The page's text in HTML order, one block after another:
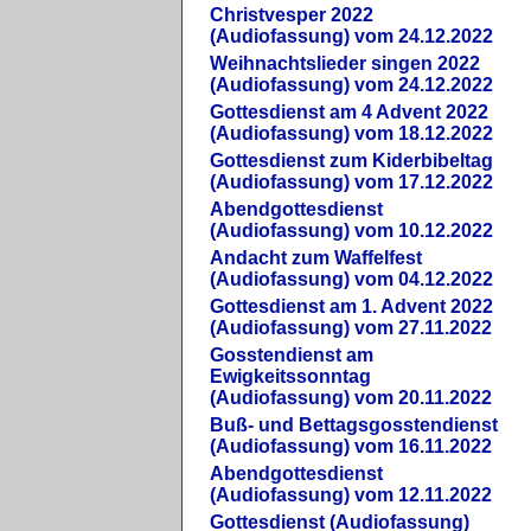
Christvesper 2022
(Audiofassung) vom 24.12.2022
Weihnachtslieder singen 2022
(Audiofassung) vom 24.12.2022
Gottesdienst am 4 Advent 2022
(Audiofassung) vom 18.12.2022
Gottesdienst zum Kiderbibeltag
(Audiofassung) vom 17.12.2022
Abendgottesdienst
(Audiofassung) vom 10.12.2022
Andacht zum Waffelfest
(Audiofassung) vom 04.12.2022
Gottesdienst am 1. Advent 2022
(Audiofassung) vom 27.11.2022
Gosstendienst am
Ewigkeitssonntag
(Audiofassung) vom 20.11.2022
Buß- und Bettagsgosstendienst
(Audiofassung) vom 16.11.2022
Abendgottesdienst
(Audiofassung) vom 12.11.2022
Gottesdienst (Audiofassung)